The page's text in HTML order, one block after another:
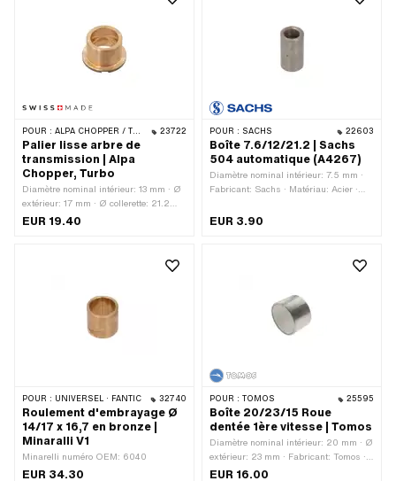
POUR : ALPA CHOPPER / TURBO 23722
Palier lisse arbre de
transmission | Alpa
Chopper, Turbo
Diamètre nominal intérieur: 13 mm · Ø
extérieur: 17 mm · Ø collerette: 21.2
mm · Fabricant: Fabriqué en Suisse ·
EUR 19.40
POUR : SACHS 22603
Boîte 7.6/12/21.2 | Sachs
504 automatique (A4267)
Diamètre nominal intérieur: 7.5 mm ·
Fabricant: Sachs · Matériau: Acier ·
EUR 3.90
POUR : UNIVERSEL · FANTIC 32740
Roulement d'embrayage Ø
14/17 x 16,7 en bronze |
Minaralli V1
Minarelli numéro OEM: 6040
EUR 34.30
POUR : TOMOS 25595
Boîte 20/23/15 Roue
dentée 1ère vitesse | Tomos
Diamètre nominal intérieur: 20 mm · Ø
extérieur: 23 mm · Fabricant: Tomos ·
Matériau: Acier · Surface: trempé &
EUR 16.00